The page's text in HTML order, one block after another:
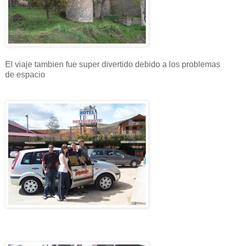
El viaje tambien fue super divertido debido a los problemas
de espacio